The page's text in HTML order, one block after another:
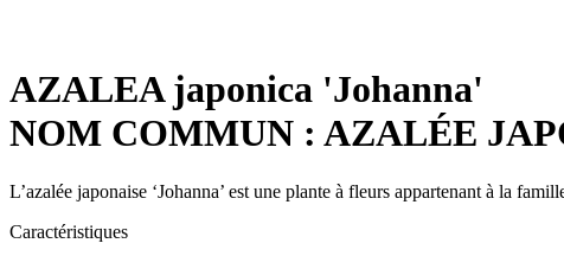
AZALEA japonica 'Johanna'
NOM COMMUN : AZALÉE
L’azalée japonaise ‘Johanna’ est une plante à fleurs appartenant à la
Caractéristiques